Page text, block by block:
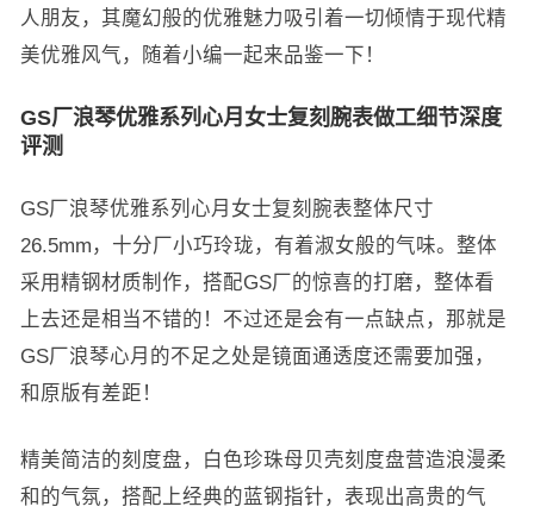
人朋友，其魔幻般的优雅魅力吸引着一切倾情于现代精
美优雅风气，随着小编一起来品鉴一下！
GS厂浪琴优雅系列心月女士复刻腕表做工细节深度
评测
GS厂浪琴优雅系列心月女士复刻腕表整体尺寸
26.5mm，十分厂小巧玲珑，有着淑女般的气味。整体
采用精钢材质制作，搭配GS厂的惊喜的打磨，整体看
上去还是相当不错的！不过还是会有一点缺点，那就是
GS厂浪琴心月的不足之处是镜面通透度还需要加强，
和原版有差距！
精美简洁的刻度盘，白色珍珠母贝壳刻度盘营造浪漫柔
和的气氛，搭配上经典的蓝钢指针，表现出高贵的气